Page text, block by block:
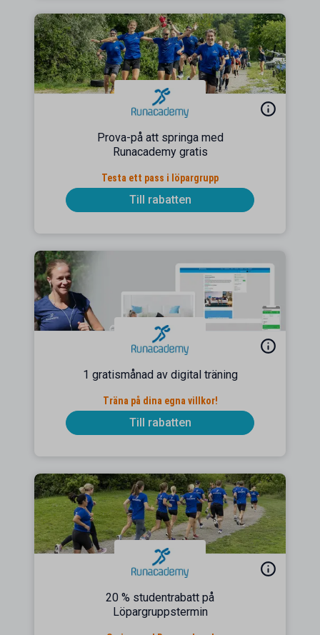
Prova-på att springa med
Runacademy gratis
Testa ett pass i löpargrupp
Till rabatten
1 gratismånad av digital träning
Träna på dina egna villkor!
Till rabatten
20 % studentrabatt på
Löpargruppstermin